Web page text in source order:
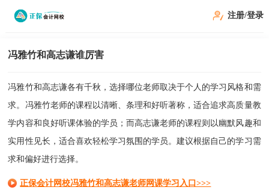
注册/登录
冯雅竹和高志谦谁厉害
冯雅竹和高志谦各有千秋，选择哪位老师取决于个人的学习风格和需
求。冯雅竹老师的课程以清晰、条理和好听著称，适合追求高质量教
学内容和良好听课体验的学员；而高志谦老师的课程则以幽默风趣和
实用性见长，适合喜欢轻松学习氛围的学员。建议根据自己的学习需
求和偏好进行选择。
正保会计网校冯雅竹和高志谦老师网课学习入口>>>